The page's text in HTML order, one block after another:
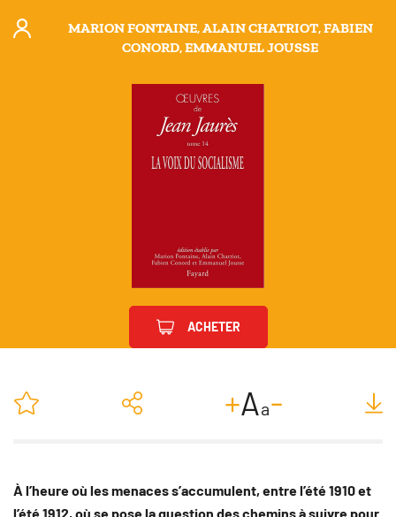
MARION FONTAINE,ALAIN CHATRIOT,FABIEN
CONORD,EMMANUEL JOUSSE
ACHETER
+Aa-
À l’heure où les menaces s’accumulent, entre l’été 1910 et
l’été 1912, où se pose la question des chemins à suivre pour